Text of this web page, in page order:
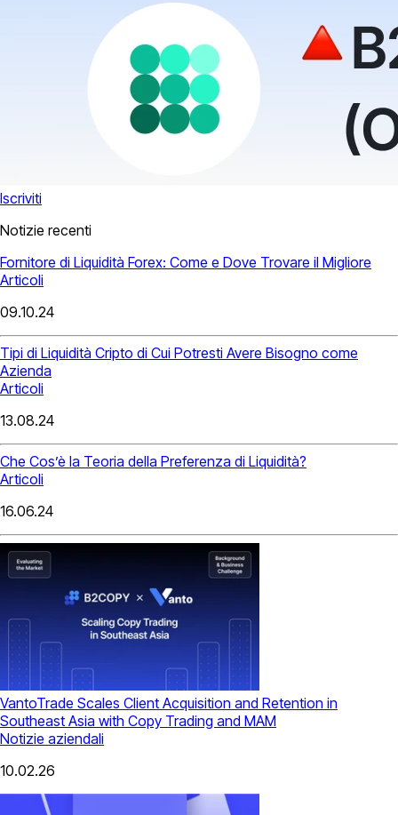
Iscriviti
Notizie recenti
Fornitore di Liquidità Forex: Come e Dove Trovare il Migliore
Articoli
09.10.24
Tipi di Liquidità Cripto di Cui Potresti Avere Bisogno come
Azienda
Articoli
13.08.24
Che Cos’è la Teoria della Preferenza di Liquidità?
Articoli
16.06.24
VantoTrade Scales Client Acquisition and Retention in
Southeast Asia with Copy Trading and MAM
Notizie aziendali
10.02.26